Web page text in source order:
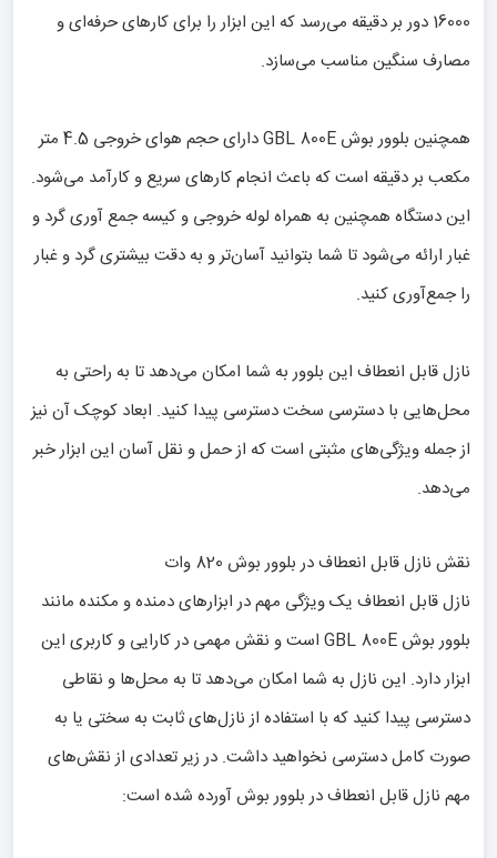
16000 دور بر دقیقه می‌رسد که این ابزار را برای کارهای حرفه‌ای و
مصارف سنگین مناسب می‌سازد.
همچنین بلوور بوش GBL 800E دارای حجم هوای خروجی 4.5 متر
مکعب بر دقیقه است که باعث انجام کارهای سریع و کارآمد می‌شود.
این دستگاه همچنین به همراه لوله خروجی و کیسه جمع آوری گرد و
غبار ارائه می‌شود تا شما بتوانید آسان‌تر و به دقت بیشتری گرد و غبار
را جمع‌آوری کنید.
نازل قابل انعطاف این بلوور به شما امکان می‌دهد تا به راحتی به
محل‌هایی با دسترسی سخت دسترسی پیدا کنید. ابعاد کوچک آن نیز
از جمله ویژگی‌های مثبتی است که از حمل و نقل آسان این ابزار خبر
می‌دهد.
نقش نازل قابل انعطاف در بلوور بوش 820 وات
نازل قابل انعطاف یک ویژگی مهم در ابزارهای دمنده و مکنده مانند
بلوور بوش GBL 800E است و نقش مهمی در کارایی و کاربری این
ابزار دارد. این نازل به شما امکان می‌دهد تا به محل‌ها و نقاطی
دسترسی پیدا کنید که با استفاده از نازل‌های ثابت به سختی یا به
صورت کامل دسترسی نخواهید داشت. در زیر تعدادی از نقش‌های
مهم نازل قابل انعطاف در بلوور بوش آورده شده است: